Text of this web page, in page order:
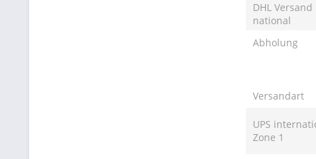
DHL Versand
national
Abholung
Versandart
UPS
Zone 1